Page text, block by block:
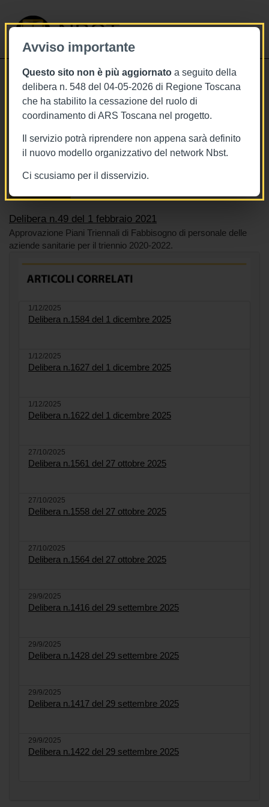
Avviso importante
Questo sito non è più aggiornato a seguito della
delibera n. 548 del 04-05-2026 di Regione Toscana
che ha stabilito la cessazione del ruolo di
coordinamento di ARS Toscana nel progetto.
Il servizio potrà riprendere non appena sarà definito
il nuovo modello organizzativo del network Nbst.
Ci scusiamo per il disservizio.
NBST
Delibera n.49 del 1 febbraio 2021
Tags Toscana
BURT Bollettino della regione toscana
Sistema sanitario
Delibera n.49 del 1 febbraio 2021
Approvazione Piani Triennali di Fabbisogno di personale delle
aziende sanitarie per il triennio 2020-2022.
1/12/2025
Delibera n.1584 del 1 dicembre 2025
1/12/2025
Delibera n.1627 del 1 dicembre 2025
1/12/2025
Delibera n.1622 del 1 dicembre 2025
27/10/2025
Delibera n.1561 del 27 ottobre 2025
27/10/2025
Delibera n.1558 del 27 ottobre 2025
27/10/2025
Delibera n.1564 del 27 ottobre 2025
29/9/2025
Delibera n.1416 del 29 settembre 2025
29/9/2025
Delibera n.1428 del 29 settembre 2025
29/9/2025
Delibera n.1417 del 29 settembre 2025
29/9/2025
Delibera n.1422 del 29 settembre 2025